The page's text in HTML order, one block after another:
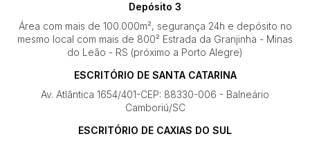
Depósito 3
Área com mais de 100.000m², segurança 24h e depósito no
mesmo local com mais de 800² Estrada da Granjinha - Minas
do Leão - RS (próximo a Porto Alegre)
ESCRITÓRIO DE SANTA CATARINA
Av. Atlântica 1654/401-CEP: 88330-006 - Balneário
Camboriú/SC
ESCRITÓRIO DE CAXIAS DO SUL